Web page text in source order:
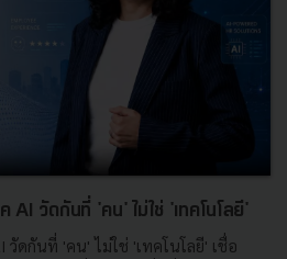
AI วัดกันที่ 'คน' ไม่ใช่ 'เทคโนโลยี'
วัดกันที่ 'คน' ไม่ใช่ 'เทคโนโลยี' เชื่อ